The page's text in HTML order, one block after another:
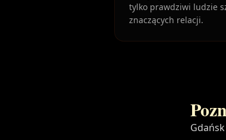
tylko prawdziwi ludzie
znaczących relacji.